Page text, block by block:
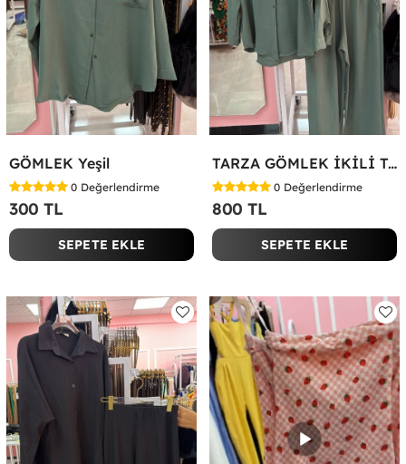
GÖMLEK Yeşil
0 Değerlendirme
300 TL
SEPETE EKLE
TARZA GÖMLEK İKİLİ TAKIM KOT KUMAŞ Yeşil
0 Değerlendirme
800 TL
SEPETE EKLE